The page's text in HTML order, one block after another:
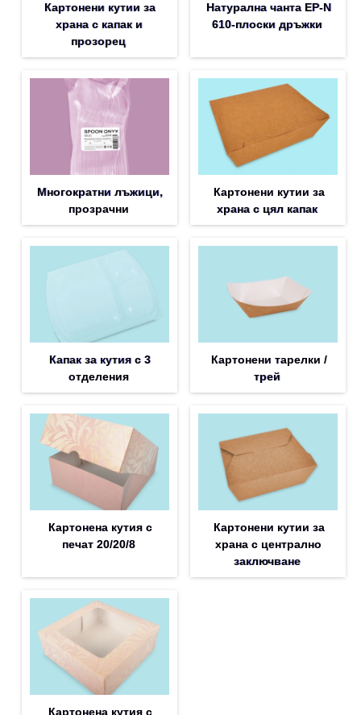
Картонени кутии за
храна с капак и
прозорец
Натурална чанта EP-N
610-плоски дръжки
Многократни лъжици,
прозрачни
Картонени кутии за
храна с цял капак
Капак за кутия с 3
отделения
Картонени тарелки /
трей
Картонена кутия с
печат 20/20/8
Картонени кутии за
храна с централно
заключване
Картонена кутия с